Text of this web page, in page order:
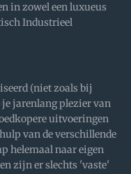
in zowel een luxueus
Industrieel
(niet zoals bij
je jarenlang plezier van
uitvoeringen
van de verschillende
helemaal naar eigen
zijn er slechts 'vaste'